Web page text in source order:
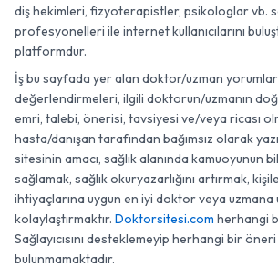
diş hekimleri, fizyoterapistler, psikologlar vb.
profesyonelleri ile internet kullanıcılarını
platformdur.
İş bu sayfada yer alan doktor/uzman
değerlendirmeleri, ilgili doktorun/uzmanın
emri, talebi, önerisi, tavsiyesi ve/veya ricası
hasta/danışan tarafından bağımsız olarak
sitesinin amacı, sağlık alanında kamuoyunun
sağlamak, sağlık okuryazarlığını artırmak,
ihtiyaçlarına uygun en iyi doktor veya uzmana
kolaylaştırmaktır. Doktorsitesi.com herhangi
Sağlayıcısını desteklemeyip herhangi bir
bulunmamaktadır.